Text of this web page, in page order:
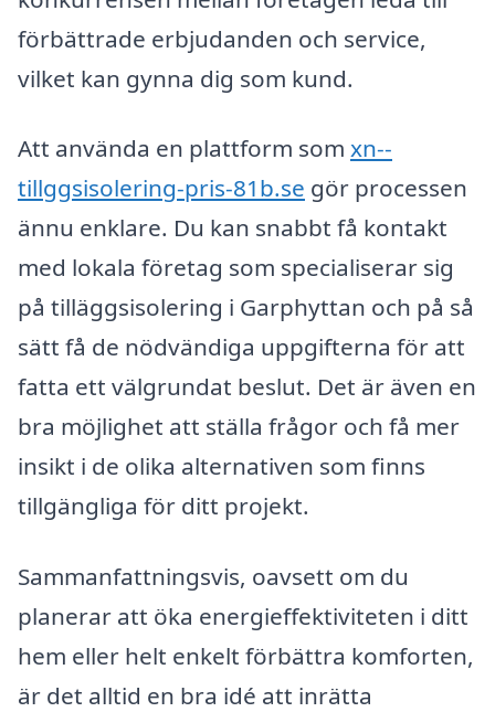
förbättrade erbjudanden och service,
vilket kan gynna dig som kund.
Att använda en plattform som xn--
tillggsisolering-pris-81b.se gör processen
ännu enklare. Du kan snabbt få kontakt
med lokala företag som specialiserar sig
på tilläggsisolering i Garphyttan och på så
sätt få de nödvändiga uppgifterna för att
fatta ett välgrundat beslut. Det är även en
bra möjlighet att ställa frågor och få mer
insikt i de olika alternativen som finns
tillgängliga för ditt projekt.
Sammanfattningsvis, oavsett om du
planerar att öka energieffektiviteten i ditt
hem eller helt enkelt förbättra komforten,
är det alltid en bra idé att inrätta